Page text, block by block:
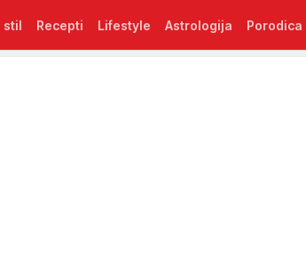
stil Recepti Lifestyle Astrologija Porodica